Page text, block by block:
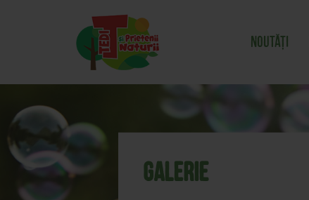
Noutăți
Galerie